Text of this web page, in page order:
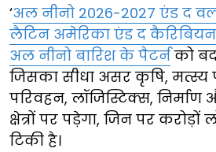
‘अल नीनो 2026-2027 एंड द
लैटिन अमेरिका एंड द कैरिबियन
अल नीनो बारिश के पैटर्न को
जिसका सीधा असर कृषि, मत्स्य
परिवहन, लॉजिस्टिक्स,
क्षेत्रों पर पड़ेगा, जिन पर करोड़ों
टिकी है।